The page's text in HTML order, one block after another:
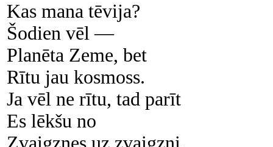
Kas mana tēvija?
Šodien vēl —
Planēta Zeme, bet
Rītu jau kosmoss.
Ja vēl ne rītu, tad parīt
Es lēkšu no